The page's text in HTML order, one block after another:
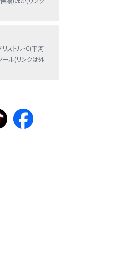
リストル・C(平河
ール(リンクは外